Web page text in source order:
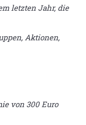
letzten Jahr, die
Aktionen,
von 300 Euro